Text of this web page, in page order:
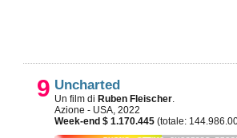
9 Uncharted
Un film di Ruben Fleischer.
Azione - USA, 2022
Week-end $ 1.170.445 (totale: